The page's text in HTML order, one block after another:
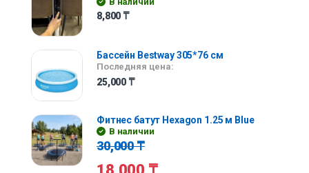
8,800 ₸
Бассейн Bestway 305*76 см
Последняя цена:
25,000 ₸
Фитнес батут Hexagon 1.25 м Blue
В наличии
30,000₸